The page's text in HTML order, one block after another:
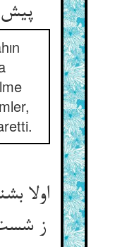
اولا
ز